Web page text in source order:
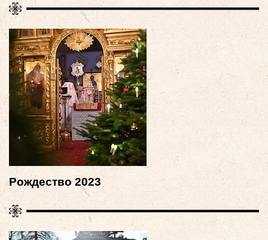
Рождество 2023